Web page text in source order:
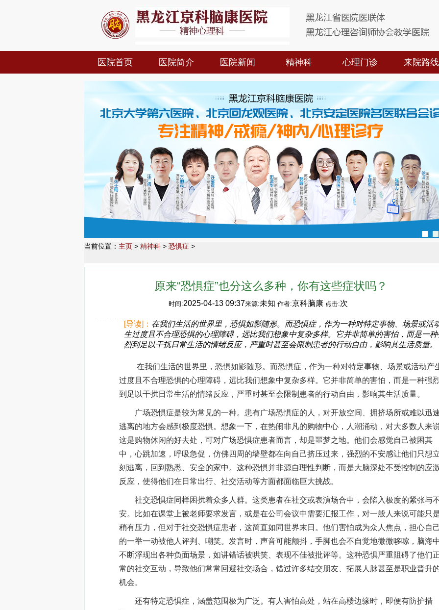
医院首页 医院简介 医院新闻 精神科 心理门诊 来院路线
当前位置： 主页 > 精神科 > 恐惧症 >
原来“恐惧症”也分这么多种，你有这些症状吗？
时间:2025-04-13 09:37来源:未知 作者:京科脑康 点击:次
[导读]： 在我们生活的世界里，恐惧如影随形。而恐惧症，作为一种对特定事物、场景或活
生过度且不合理恐惧的心理障碍，远比我们想象中复杂多样。它并非简单的害怕，而是一种
烈到足以干扰日常生活的情绪反应，严重时甚至会限制患者的行动自由，影响其生活质量。
在我们生活的世界里，恐惧如影随形。而恐惧症，作为一种对特定事物、场景或活动产
过度且不合理恐惧的心理障碍，远比我们想象中复杂多样。它并非简单的害怕，而是一种强
到足以干扰日常生活的情绪反应，严重时甚至会限制患者的行动自由，影响其生活质量。​
广场恐惧症是较为常见的一种。患有广场恐惧症的人，对开放空间、拥挤场所或难以迅
逃离的地方会感到极度恐惧。想象一下，在热闹非凡的购物中心，人潮涌动，对大多数人来
这是购物休闲的好去处，可对广场恐惧症患者而言，却是噩梦之地。他们会感觉自己被困其
中，心跳加速，呼吸急促，仿佛四周的墙壁都在向自己挤压过来，强烈的不安感让他们只想
刻逃离，回到熟悉、安全的家中。这种恐惧并非源自理性判断，而是大脑深处不受控制的应
反应，使得他们在日常出行、社交活动等方面都面临巨大挑战。​
社交恐惧症同样困扰着众多人群。这类患者在社交或表演场合中，会陷入极度的紧张与
安。比如在课堂上被老师要求发言，或是在公司会议中需要汇报工作，对一般人来说可能只
稍有压力，但对于社交恐惧症患者，这简直如同世界末日。他们害怕成为众人焦点，担心自己
的一举一动被他人评判、嘲笑。发言时，声音可能颤抖，手脚也会不自觉地微微哆嗦，脑海中
不断浮现出各种负面场景，如讲错话被哄笑、表现不佳被批评等。这种恐惧严重阻碍了他们
常的社交互动，导致他们常常回避社交场合，错过许多结交朋友、拓展人脉甚至是职业晋升
机会。​
还有特定恐惧症，涵盖范围极为广泛。有人害怕高处，站在高楼边缘时，即便有防护措